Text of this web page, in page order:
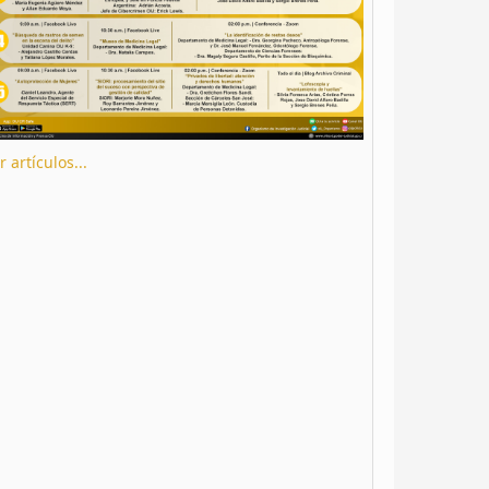
artículos...